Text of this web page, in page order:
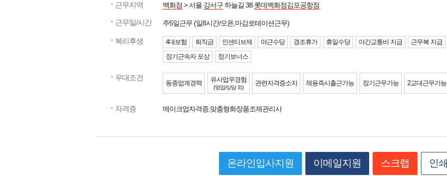
근무지역 백화점 > 서울 강서구하늘길 38 롯데백화점김포공항점
근무일/시간 주5일근무 (일8시간/오픈,마감로테이션근무)
복리후생 4대보험 퇴직금 인센티브제 야근수당 경조휴가 휴일수당 야간교통비 지급 근무복 지급
장기근속자 포상
정기보너스
우대조건
동종업계경력 유사업무경험
(영업/상담 외)
관련자격증소지 채용즉시출근가능 장기근무가능 2교대근무가능
자격증 메이크업자격증,맞춤형화장품조제관리사
온라인입사지원 이메일지원 스크랩 인쇄